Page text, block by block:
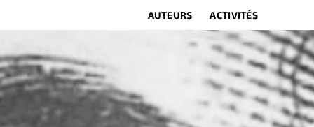
AUTEURS ACTIVITÉS